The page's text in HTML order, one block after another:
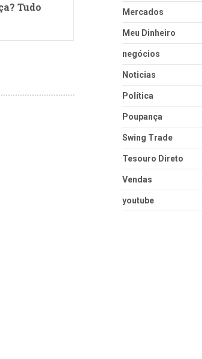
Tudo
Mercados
Meu Dinheiro
negócios
Noticias
Política
Poupança
Swing Trade
Tesouro Direto
Vendas
youtube